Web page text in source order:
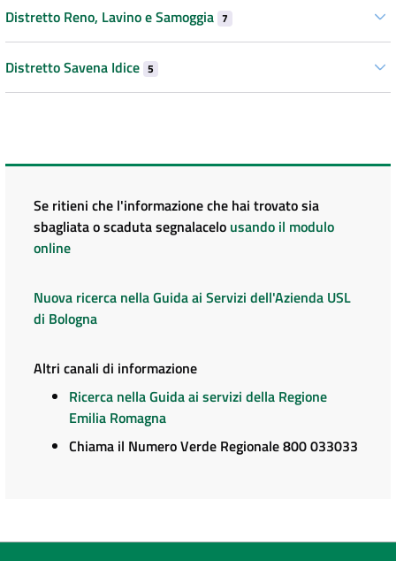
Distretto Reno, Lavino e Samoggia 7
Distretto Savena Idice 5
Se ritieni che l'informazione che hai trovato sia
sbagliata o scaduta segnalacelo usando il modulo
online
Nuova ricerca nella Guida ai Servizi dell'Azienda USL
di Bologna
Altri canali di informazione
Ricerca nella Guida ai servizi della Regione
Emilia Romagna
Chiama il Numero Verde Regionale 800 033033